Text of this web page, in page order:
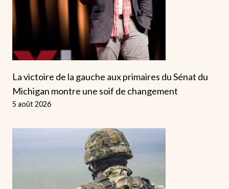
La victoire de la gauche aux primaires du Sénat du
Michigan montre une soif de changement
5 août 2026